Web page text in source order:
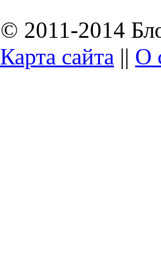
© 2011-2014
Карта сайта || О